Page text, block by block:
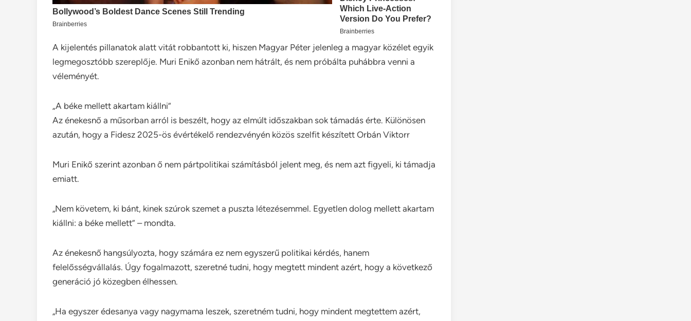
A kijelentés pillanatok alatt vitát robbantott ki, hiszen Magyar Péter jelenleg a magyar közélet egyik
legmegosztóbb szereplője. Muri Enikő azonban nem hátrált, és nem próbálta puhábbra venni a
véleményét.
„A béke mellett akartam kiállni”
Az énekesnő a műsorban arról is beszélt, hogy az elmúlt időszakban sok támadás érte. Különösen
azután, hogy a Fidesz 2025-ös évértékelő rendezvényén közös szelfit készített Orbán Viktorr
Muri Enikő szerint azonban ő nem pártpolitikai számításból jelent meg, és nem azt figyeli, ki támadja
emiatt.
„Nem követem, ki bánt, kinek szúrok szemet a puszta létezésemmel. Egyetlen dolog mellett akartam
kiállni: a béke mellett” – mondta.
Az énekesnő hangsúlyozta, hogy számára ez nem egyszerű politikai kérdés, hanem
felelősségvállalás. Úgy fogalmazott, szeretné tudni, hogy megtett mindent azért, hogy a következő
generáció jó közegben élhessen.
„Ha egyszer édesanya vagy nagymama leszek, szeretném tudni, hogy mindent megtettem azért,